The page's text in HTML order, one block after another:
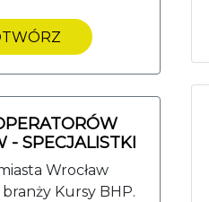
- SPECJALISTKI
Wrocław
branży Kursy BHP.